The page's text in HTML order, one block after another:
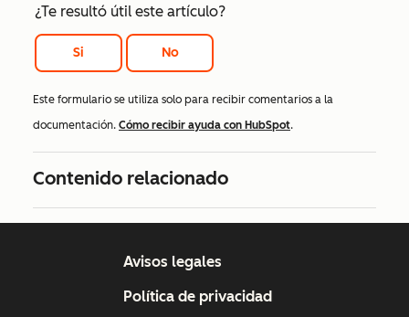
¿Te resultó útil este artículo?
Si No
Este formulario se utiliza solo para recibir comentarios a la
documentación. Cómo recibir ayuda con HubSpot.
Contenido relacionado
Avisos legales
Política de privacidad